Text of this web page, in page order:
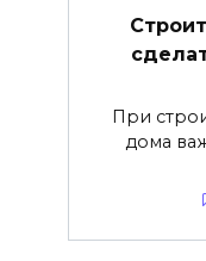
При
дома